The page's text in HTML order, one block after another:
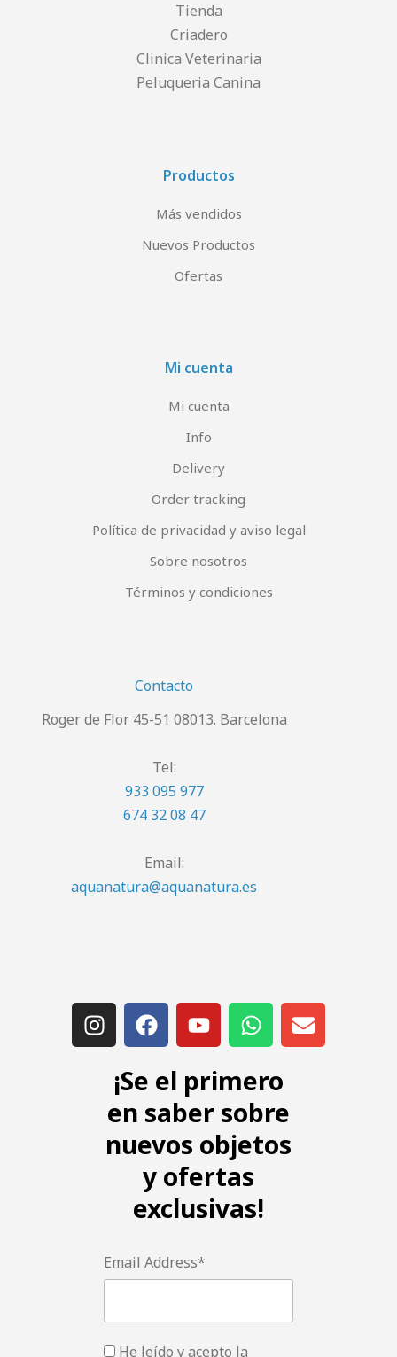
Tienda
Criadero
Clinica Veterinaria
Peluqueria Canina
Productos
Más vendidos
Nuevos Productos
Ofertas
Mi cuenta
Mi cuenta
Info
Delivery
Order tracking
Política de privacidad y aviso legal
Sobre nosotros
Términos y condiciones
Contacto
Roger de Flor 45-51 08013. Barcelona
Tel:
933 095 977
674 32 08 47
Email:
aquanatura@aquanatura.es
¡Se el primero
en saber sobre
nuevos objetos
y ofertas
exclusivas!
Email Address*
He leído y acepto la